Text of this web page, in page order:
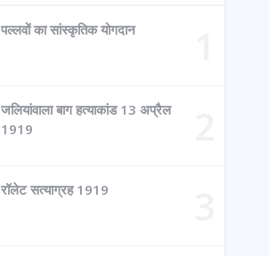
पल्लवों का सांस्कृतिक योगदान
जलियांवाला बाग हत्याकांड 13 अप्रैल
1919
रॉलेट सत्याग्रह 1919